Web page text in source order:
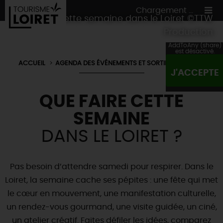
Chargement ...
VOS ENVIES
LES INCONTOURNABLESMADE IN LOIRET
HÉBERGEMENTS
HÉBERGEMENTS
INSOLITES
CULTURE
NATURE
VILLES & VILLAGES
EN MODE CIRCUITS& BALADES
TOUS ÀL'EAU !
& AVENTURE
...ET AUSSI
Où manger
Maîtres
restaurateurs
Artistes et Artisans d'Art
spécialités du terroiret
producteurs
A NE PAS RATER
Téléchargez le Guide de l'été 2026 🤽🌞
TOURISME & HANDICAP
Quoi faire cette semaine dans le Loiret ©TTW
ACCUEIL AGENDA DES ÉVÉNEMENTS ET SORTIES DU LOIRET
QUE FAIRE CETTE
SEMAINE
DANS LE LOIRET ?
Pas besoin d’attendre samedi pour respirer. Dans le
Loiret, la semaine cache ses pépites : une fête qui met
le cœur en mouvement, une manifestation culturelle,
un rendez-vous gourmand, une visite guidée, un ciné,
un atelier créatif. Faites défiler les idées, comparez
AddToAny (share)
est désactivé.
J'ACCEPTE